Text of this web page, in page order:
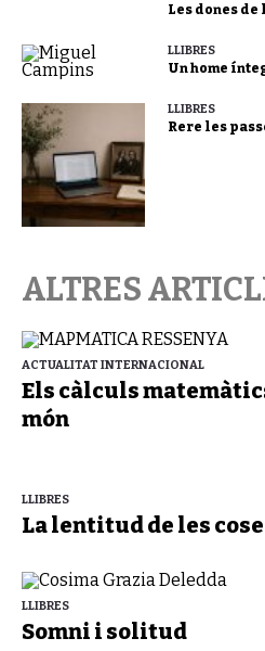
Les dones de
LLIBRES
Un home
LLIBRES
Rere les
ALTRES
ACTUALITAT INTERNACIONAL
Els càlculs
món
LLIBRES
La lentitud de les
LLIBRES
Somni i solitud